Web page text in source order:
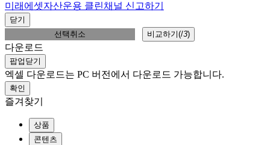
미래에셋자산운용 클린채널 신고하기
닫기
선택취소
비교하기(/3)
다운로드
팝업닫기
엑셀 다운로드는 PC 버전에서 다운로드 가능합니다.
확인
즐겨찾기
상품
콘텐츠